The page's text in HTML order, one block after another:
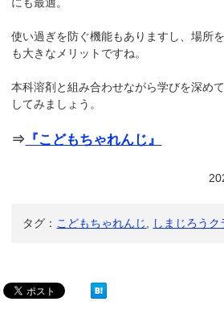
使い過ぎを防ぐ機能もありますし、場所
も大きなメリットですね。
本科溶剤と組み合わせながら学びを深め
してみましょう。
⇒ 『こどもちゃれんじ』
タグ： こどもちゃれんじ, しまじろうク